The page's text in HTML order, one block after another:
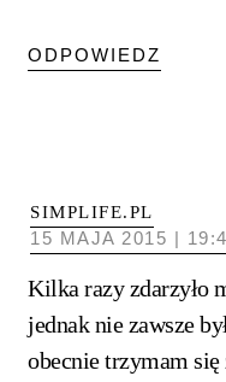
ODPOWIEDZ
SIMPLIFE.PL
15 MAJA 2015 |
Kilka razy zdarzyło
jednak nie zawsze
obecnie trzymam się